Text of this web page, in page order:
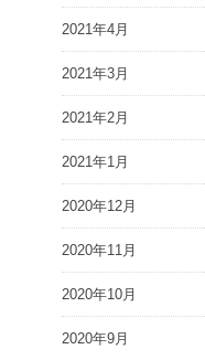
2021年4月
2021年3月
2021年2月
2021年1月
2020年12月
2020年11月
2020年10月
2020年9月